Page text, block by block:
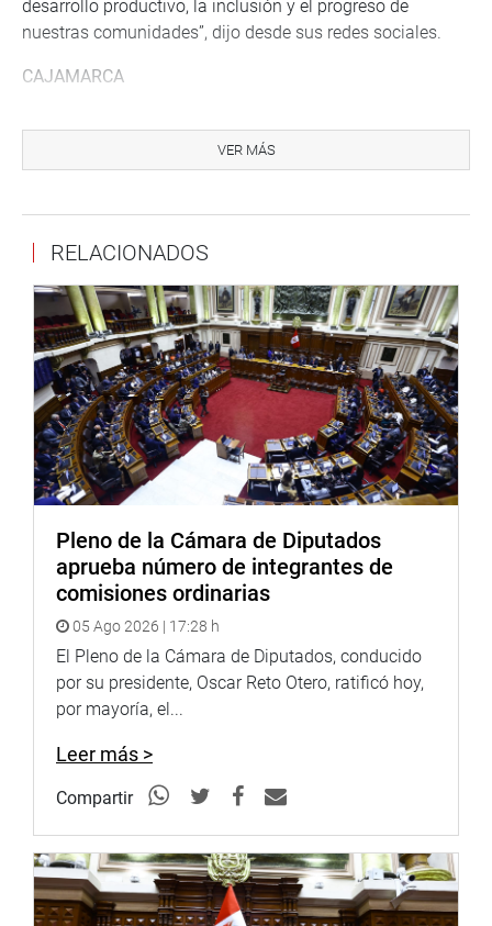
desarrollo productivo, la inclusión y el progreso de
nuestras comunidades”, dijo desde sus redes sociales.
CAJAMARCA
comunidad de Cumpampa, en Tacabamba, junto al
ministro de Energía y Minas, con quien anunció la
contratista, que llevará energía eléctrica a 303
LIMA
con los secretarios generales de la Federación de
Sindicatos del sector Saneamiento y de los sindicatos de
trabajadores de la Superintendencia Nacional de Bienes
Estatales (SBN), Servicio Nacional de Capacitación para
la Industria de la Construcción (Sencico) y el Organismo
Técnico de la Administración de los Servicios de
Saneamiento (OTASS), para abordar una problemática
VER MÁS
RELACIONADOS
Pleno de la Cámara de Diputados
aprueba número de integrantes de
comisiones ordinarias
05 Ago 2026 | 17:28 h
El Pleno de la Cámara de Diputados, conducido
por su presidente, Oscar Reto Otero, ratificó hoy,
por mayoría, el...
Leer más >
Compartir